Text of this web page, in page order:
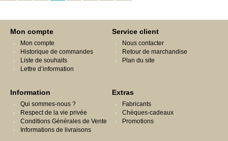
Mon compte
Mon compte
Historique de commandes
Liste de souhaits
Lettre d’information
Service client
Nous contacter
Retour de marchandise
Plan du site
Information
Qui sommes-nous ?
Respect de la vie privée
Conditions Générales de Vente
Informations de livraisons
Extras
Fabricants
Chèques-cadeaux
Promotions